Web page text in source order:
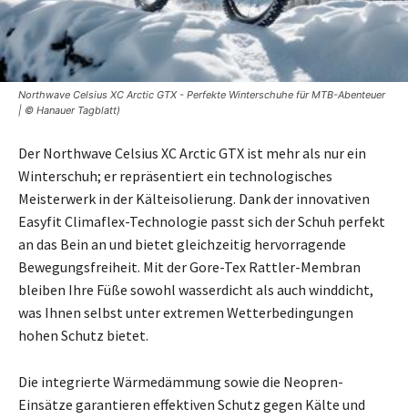
Northwave Celsius XC Arctic GTX - Perfekte Winterschuhe für MTB-Abenteuer
| © Hanauer Tagblatt)
Der Northwave Celsius XC Arctic GTX ist mehr als nur ein
Winterschuh; er repräsentiert ein technologisches
Meisterwerk in der Kälteisolierung. Dank der innovativen
Easyfit Climaflex-Technologie passt sich der Schuh perfekt
an das Bein an und bietet gleichzeitig hervorragende
Bewegungsfreiheit. Mit der Gore-Tex Rattler-Membran
bleiben Ihre Füße sowohl wasserdicht als auch winddicht,
was Ihnen selbst unter extremen Wetterbedingungen
hohen Schutz bietet.
Die integrierte Wärmedämmung sowie die Neopren-
Einsätze garantieren effektiven Schutz gegen Kälte und